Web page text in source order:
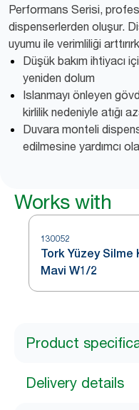
Performans Serisi,
dispenserlerden oluşur.
uyumu ile verimliliği
Düşük bakım ihtiyacı
yeniden dolum
Islanmayı önleyen
kirlilik nedeniyle atığı
Duvara monteli
edilmesine yardımcı
Works with
130052
Tork Yüzey Silme
Mavi W1/2
Product
Delivery details